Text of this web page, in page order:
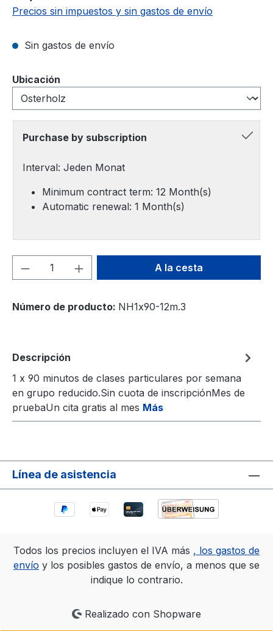
Precios sin impuestos y sin gastos de envío
Sin gastos de envío
Seleccione
Ubicación
Purchase by subscription
Interval: Jeden Monat
Minimum contract term: 12 Month(s)
Automatic renewal: 1 Month(s)
Cantidad del producto: introduce la
A la cesta
Número de producto: NH1x90-12m.3
Descripción
1 x 90 minutos de clases particulares por semana
en grupo reducido.Sin cuota de inscripciónMes de
pruebaUn cita gratis al mes Más
Línea de asistencia
Todos los precios incluyen el IVA más , los gastos de
envío y los posibles gastos de envío, a menos que se
indique lo contrario.
Realizado con Shopware